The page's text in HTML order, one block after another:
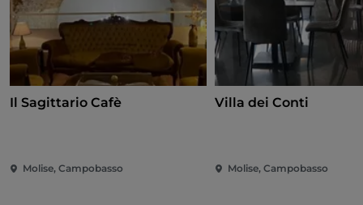
Il Sagittario Cafè
Molise, Campobasso
Villa dei Conti
Molise, Campobasso